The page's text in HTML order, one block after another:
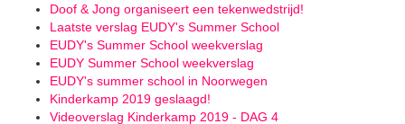
Doof & Jong organiseert een tekenwedstrijd!
Laatste verslag EUDY's Summer School
EUDY's Summer School weekverslag
EUDY Summer School weekverslag
EUDY's summer school in Noorwegen
Kinderkamp 2019 geslaagd!
Videoverslag Kinderkamp 2019 - DAG 4